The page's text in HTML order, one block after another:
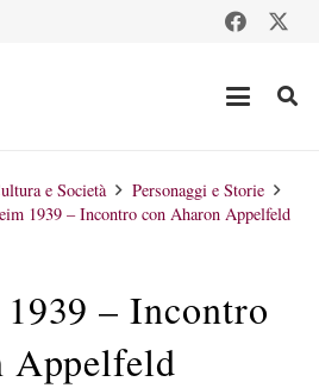
e Società
Personaggi e Storie
1939 – Incontro con Aharon Appelfeld
– Incontro
Appelfeld